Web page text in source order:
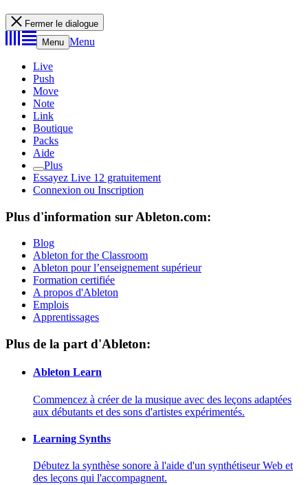
Fermer le dialogue
Menu Menu
Live
Push
Move
Note
Link
Boutique
Packs
Aide
Plus
Essayez Live 12 gratuitement
Connexion ou Inscription
Plus d'information sur Ableton.com:
Blog
Ableton for the Classroom
Ableton pour l’enseignement supérieur
Formation certifiée
A propos d'Ableton
Emplois
Apprentissages
Plus de la part d'Ableton:
Ableton Learn
Commencez à créer de la musique avec des leçons adaptées
aux débutants et des sons d'artistes expérimentés.
Learning Synths
Débutez la synthèse sonore à l'aide d'un synthétiseur Web et
des leçons qui l'accompagnent.